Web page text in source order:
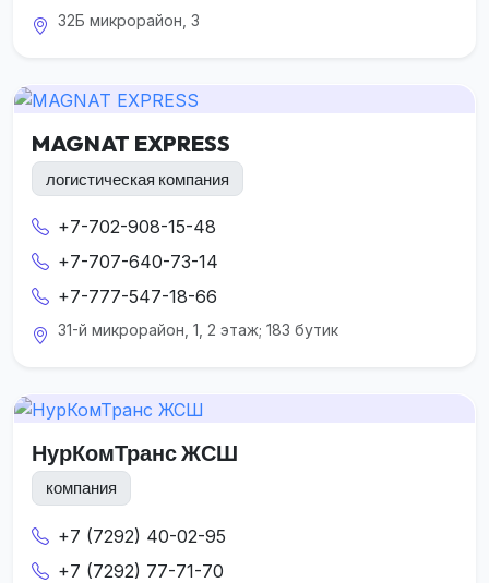
32Б микрорайон, 3
MAGNAT EXPRESS
логистическая компания
+7-702-908-15-48
+7-707-640-73-14
+7-777-547-18-66
31-й микрорайон, 1, 2 этаж; 183 бутик
НурКомТранс ЖСШ
компания
+7 (7292) 40-02-95
+7 (7292) 77-71-70